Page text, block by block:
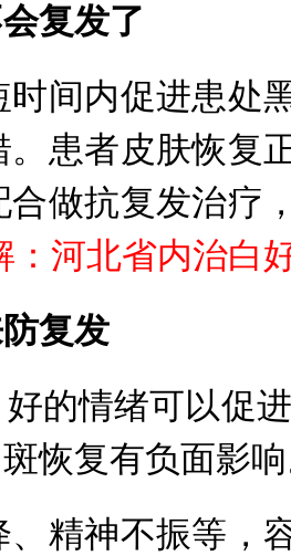
复发了
内促进患处黑
患者皮肤恢复
做抗复发治疗
河北省内治白
复发
的情绪可以促
恢复有负面影响
精神不振等，